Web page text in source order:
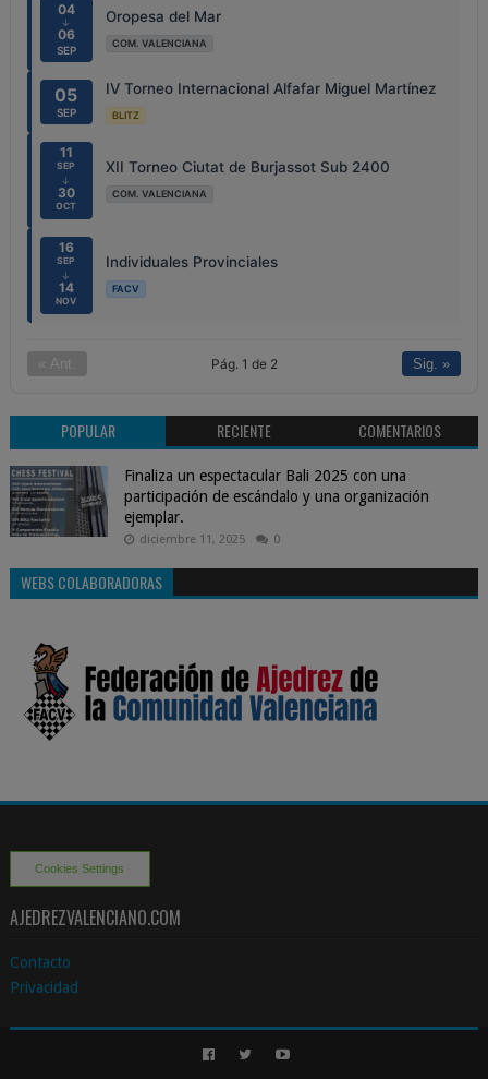
04
↓
06
SEP
Oropesa del Mar
COM. VALENCIANA
05
SEP
IV Torneo Internacional Alfafar Miguel Martínez
BLITZ
11
SEP
↓
30
OCT
XII Torneo Ciutat de Burjassot Sub 2400
COM. VALENCIANA
16
SEP
↓
14
NOV
Individuales Provinciales
FACV
« Ant. Pág. 1 de 2 Sig. »
POPULAR RECIENTE COMENTARIOS
Finaliza un espectacular Bali 2025 con una
participación de escándalo y una organización
ejemplar.
diciembre 11, 2025 0
WEBS COLABORADORAS
Cookies Settings
AJEDREZVALENCIANO.COM
Contacto
Privacidad